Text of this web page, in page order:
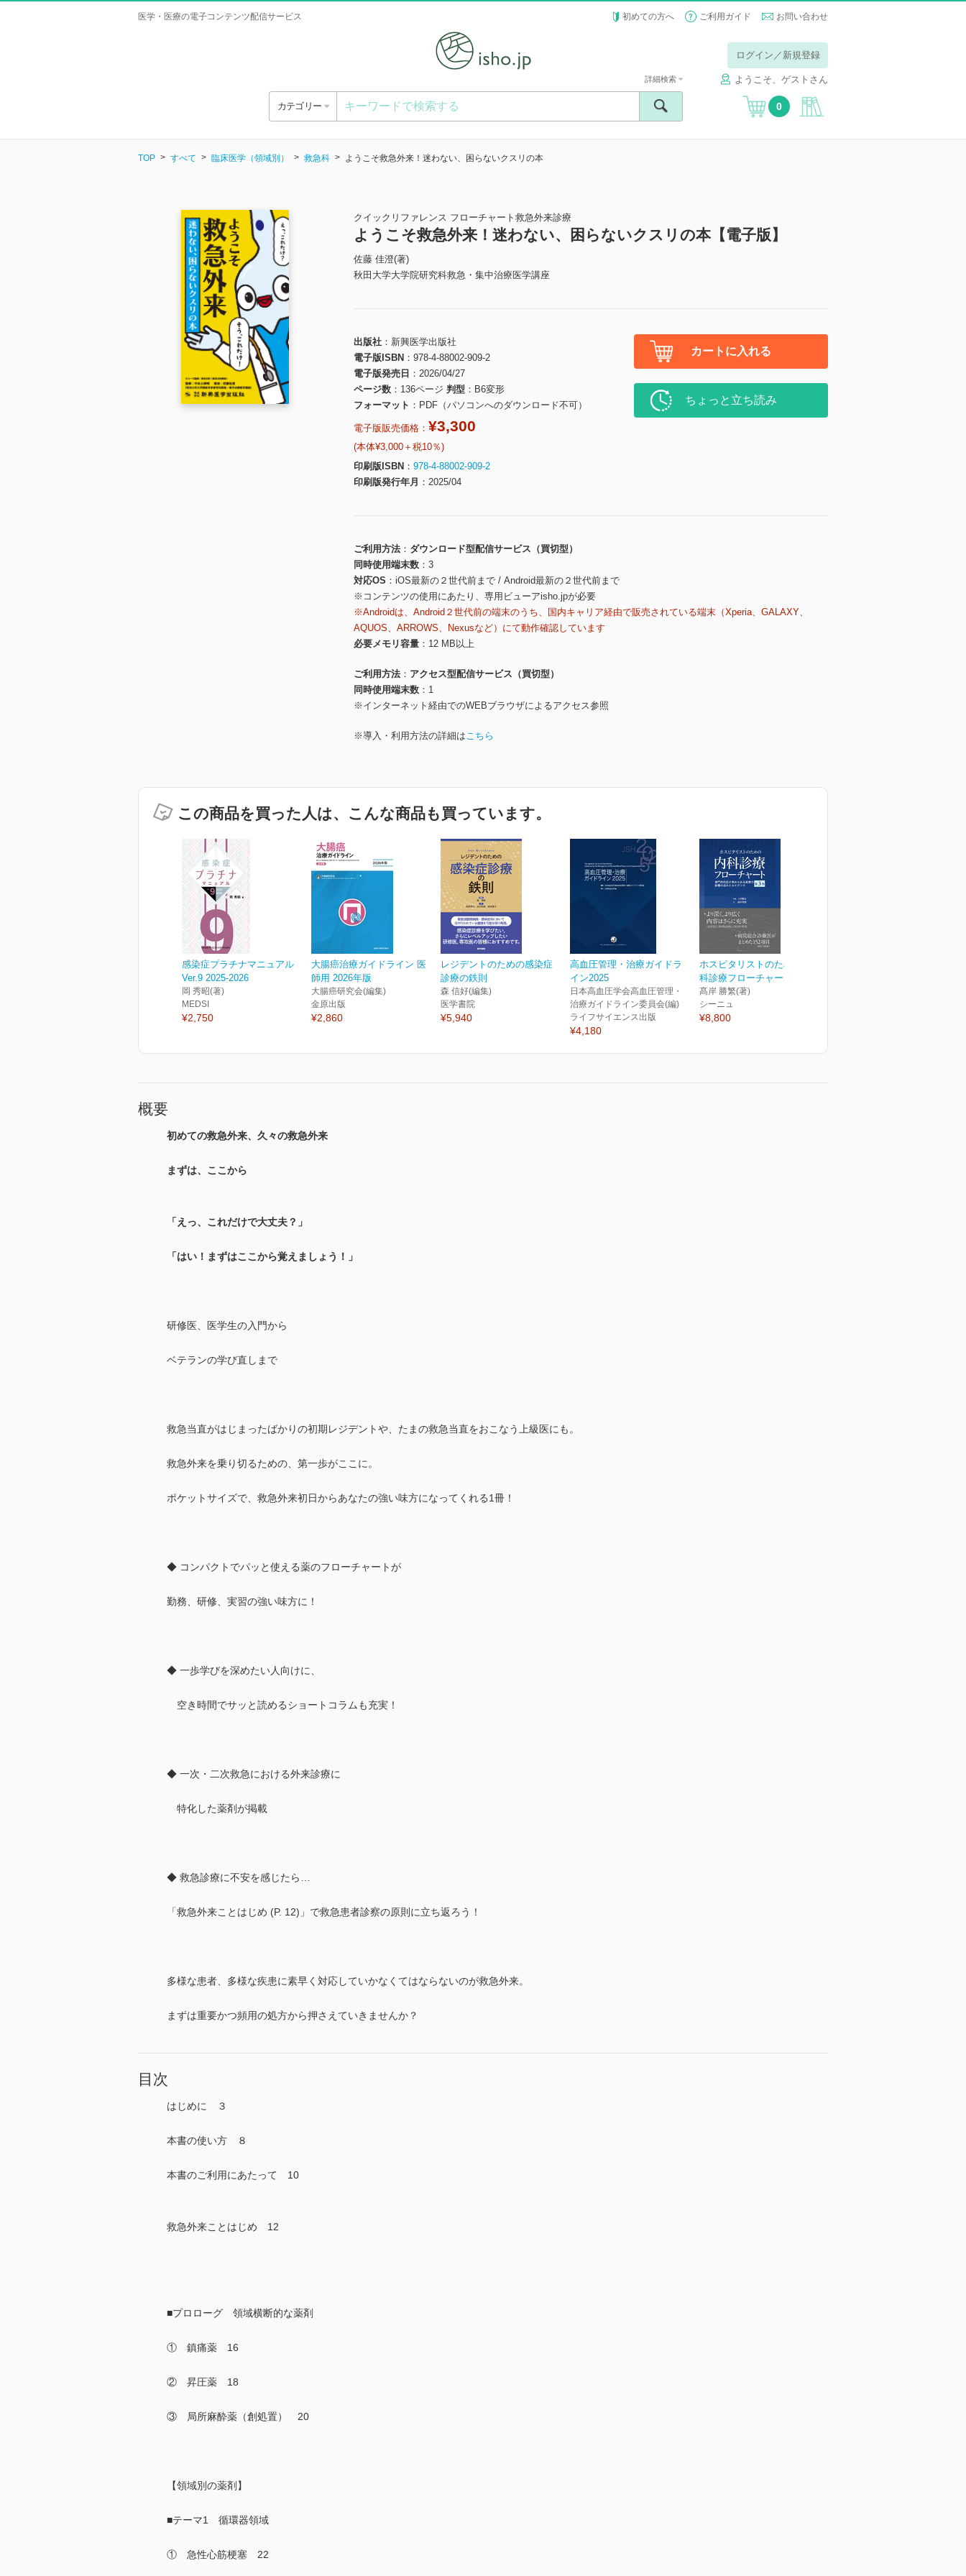
医学・医療の電子コンテンツ配信サービス 初めての方へ ご利用ガイド お問い合わせ
ログイン／新規登録
ようこそ、ゲストさん
カテゴリー
詳細検索
0
TOP すべて 臨床医学（領域別） 救急科 ようこそ救急外来！迷わない、困らないクスリの本
クイックリファレンス フローチャート救急外来診療
ようこそ救急外来！迷わない、困らないクスリの本【電子版】
佐藤 佳澄(著)
秋田大学大学院研究科救急・集中治療医学講座
出版社
新興医学出版社
電子版ISBN
978-4-88002-909-2
電子版発売日
2026/04/27
ページ数
136ページ 判型
B6変形
フォーマット
PDF（パソコンへのダウンロード不可）
電子版販売価格： ¥3,300
(本体¥3,000＋税10％)
印刷版ISBN
978-4-88002-909-2
印刷版発行年月
2025/04
カートに入れる
ちょっと立ち読み
ご利用方法
ダウンロード型配信サービス（買切型）
同時使用端末数
3
対応OS
iOS最新の２世代前まで / Android最新の２世代前まで
※コンテンツの使用にあたり、専用ビューアisho.jpが必要
※Androidは、Android２世代前の端末のうち、国内キャリア経由で販売されている端末（Xperia、GALAXY、
AQUOS、ARROWS、Nexusなど）にて動作確認しています
必要メモリ容量
12 MB以上
ご利用方法
アクセス型配信サービス（買切型）
同時使用端末数
1
※インターネット経由でのWEBブラウザによるアクセス参照
※導入・利用方法の詳細はこちら
この商品を買った人は、こんな商品も買っています。
感染症プラチナマニュアル
Ver.9 2025-2026
岡 秀昭(著)
MEDSI
¥2,750
大腸癌治療ガイドライン 医
師用 2026年版
大腸癌研究会(編集)
金原出版
¥2,860
レジデントのための感染症
診療の鉄則
森 信好(編集)
医学書院
¥5,940
高血圧管理・治療ガイドラ
イン2025
日本高血圧学会高血圧管理・
治療ガイドライン委員会(編)
ライフサイエンス出版
¥4,180
ホスピタリストのための内
科診療フローチャート 第...
髙岸 勝繁(著)
シーニュ
¥8,800
概要
初めての救急外来、久々の救急外来
まずは、ここから
「えっ、これだけで大丈夫？」
「はい！まずはここから覚えましょう！」
研修医、医学生の入門から
ベテランの学び直しまで
救急当直がはじまったばかりの初期レジデントや、たまの救急当直をおこなう上級医にも。
救急外来を乗り切るための、第一歩がここに。
ポケットサイズで、救急外来初日からあなたの強い味方になってくれる1冊！
◆ コンパクトでパッと使える薬のフローチャートが
勤務、研修、実習の強い味方に！
◆ 一歩学びを深めたい人向けに、
空き時間でサッと読めるショートコラムも充実！
◆ 一次・二次救急における外来診療に
特化した薬剤が掲載
◆ 救急診療に不安を感じたら…
「救急外来ことはじめ (P. 12)」で救急患者診察の原則に立ち返ろう！
多様な患者、多様な疾患に素早く対応していかなくてはならないのが救急外来。
まずは重要かつ頻用の処方から押さえていきませんか？
目次
はじめに ３
本書の使い方 ８
本書のご利用にあたって 10
救急外来ことはじめ 12
■プロローグ 領域横断的な薬剤
① 鎮痛薬 16
② 昇圧薬 18
③ 局所麻酔薬（創処置） 20
【領域別の薬剤】
■テーマ1 循環器領域
① 急性心筋梗塞 22